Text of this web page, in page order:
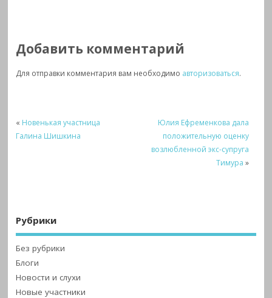
Добавить комментарий
Для отправки комментария вам необходимо авторизоваться.
« Новенькая участница
Галина Шишкина
Юлия Ефременкова дала
положительную оценку
возлюбленной экс-супруга
Тимура »
Рубрики
Без рубрики
Блоги
Новости и слухи
Новые участники